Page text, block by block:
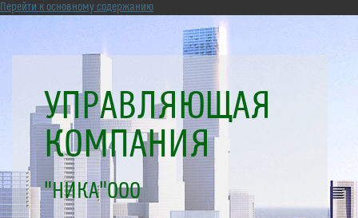
Перейти к основному содержанию
УПРАВЛЯЮЩАЯ
КОМПАНИЯ
"НИКА"ООО